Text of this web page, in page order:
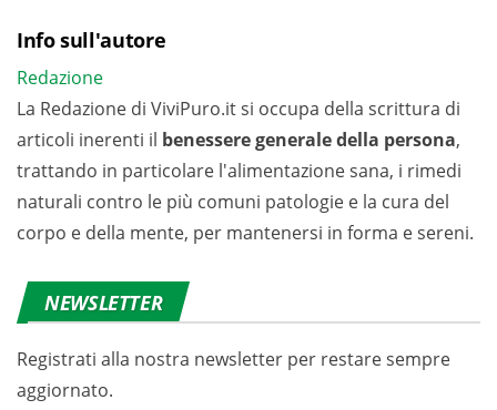
Info sull'autore
Redazione
La Redazione di ViviPuro.it si occupa della scrittura di
articoli inerenti il benessere generale della persona,
trattando in particolare l'alimentazione sana, i rimedi
naturali contro le più comuni patologie e la cura del
corpo e della mente, per mantenersi in forma e sereni.
NEWSLETTER
Registrati alla nostra newsletter per restare sempre
aggiornato.